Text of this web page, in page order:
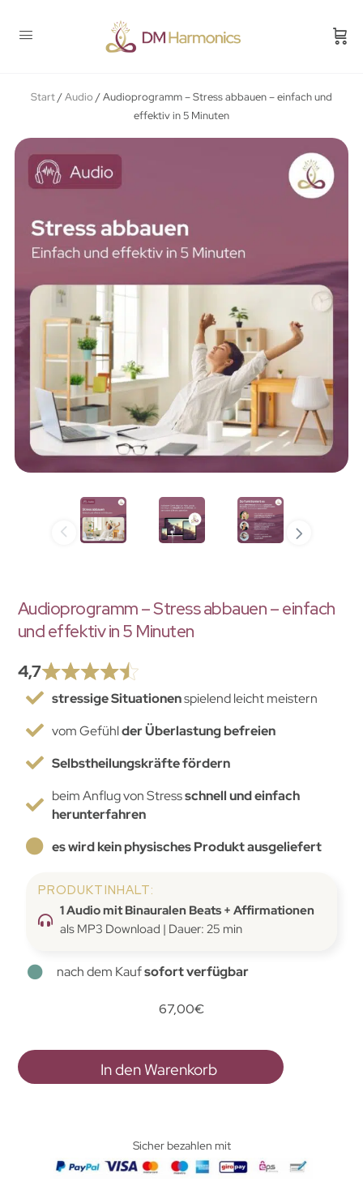
Start/Audio / Audioprogramm – Stress abbauen – einfach und
effektiv in 5 Minuten
Audioprogramm – Stress abbauen – einfach
und effektiv in 5 Minuten
4,7
stressige Situationenspielend leicht meistern
vom Gefühlder Überlastung befreien
Selbstheilungskräfte fördern
beim Anflug von Stressschnell und einfach
herunterfahren
es wird kein physisches Produkt ausgeliefert
PRODUKTINHALT:
1 Audio mit Binauralen Beats + Affirmationen
als MP3 Download | Dauer: 25 min
nach dem Kaufsofort verfügbar
67,00€
In den Warenkorb
Sicher bezahlen mit